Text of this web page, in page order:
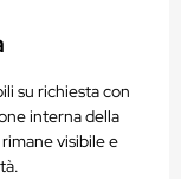
su richiesta con
interna della
visibile e